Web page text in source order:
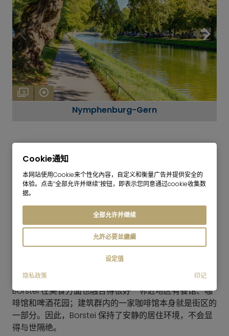
9
Nymphenburg-Gern
Borstei 本身和附近都有满足日常需求的购物设施
附近的商店外，建筑群内还直接设有商店，从而缩短了许
多日常出行的时间。这使得该住宅区不仅在建筑上独具特
色，而且在日常生活中也非常实用和方便。
Borstei 在美食方面也融合得很好--邻近地区有餐馆、咖
啡馆和啤酒花园；建筑群内的一家咖啡馆本身就是街区的
一部分。因此，Borstei 保持了安静的居住环境，不会显
得与世隔绝。
Cookie通知
本网站使用Cookie来个性化內容，自定义和衡量广告并提供安全的
体验。点击“全部允许并继续”按钮，即表示您同意通过cookie收集数
据。
全部允许并继续
允許必要並繼續
设定值
隐私政策
印记